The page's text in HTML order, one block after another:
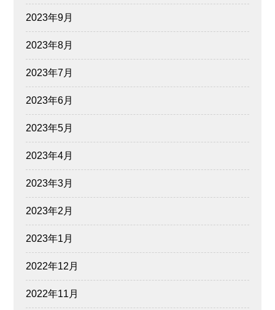
2023年9月
2023年8月
2023年7月
2023年6月
2023年5月
2023年4月
2023年3月
2023年2月
2023年1月
2022年12月
2022年11月